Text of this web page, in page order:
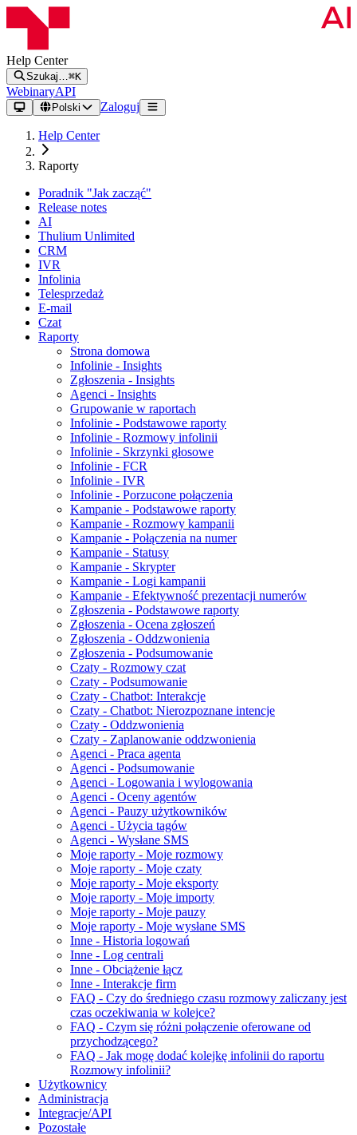
Help Center
Szukaj… ⌘K
WebinaryAPI
Polski Zaloguj
Help Center
Raporty
Poradnik "Jak zacząć"
Release notes
AI
Thulium Unlimited
CRM
IVR
Infolinia
Telesprzedaż
E-mail
Czat
Raporty
Strona domowa
Infolinie - Insights
Zgłoszenia - Insights
Agenci - Insights
Grupowanie w raportach
Infolinie - Podstawowe raporty
Infolinie - Rozmowy infolinii
Infolinie - Skrzynki głosowe
Infolinie - FCR
Infolinie - IVR
Infolinie - Porzucone połączenia
Kampanie - Podstawowe raporty
Kampanie - Rozmowy kampanii
Kampanie - Połączenia na numer
Kampanie - Statusy
Kampanie - Skrypter
Kampanie - Logi kampanii
Kampanie - Efektywność prezentacji numerów
Zgłoszenia - Podstawowe raporty
Zgłoszenia - Ocena zgłoszeń
Zgłoszenia - Oddzwonienia
Zgłoszenia - Podsumowanie
Czaty - Rozmowy czat
Czaty - Podsumowanie
Czaty - Chatbot: Interakcje
Czaty - Chatbot: Nierozpoznane intencje
Czaty - Oddzwonienia
Czaty - Zaplanowanie oddzwonienia
Agenci - Praca agenta
Agenci - Podsumowanie
Agenci - Logowania i wylogowania
Agenci - Oceny agentów
Agenci - Pauzy użytkowników
Agenci - Użycia tagów
Agenci - Wysłane SMS
Moje raporty - Moje rozmowy
Moje raporty - Moje czaty
Moje raporty - Moje eksporty
Moje raporty - Moje importy
Moje raporty - Moje pauzy
Moje raporty - Moje wysłane SMS
Inne - Historia logowań
Inne - Log centrali
Inne - Obciążenie łącz
Inne - Interakcje firm
FAQ - Czy do średniego czasu rozmowy zaliczany jest
czas oczekiwania w kolejce?
FAQ - Czym się różni połączenie oferowane od
przychodzącego?
FAQ - Jak mogę dodać kolejkę infolinii do raportu
Rozmowy infolinii?
Użytkownicy
Administracja
Integracje/API
Pozostałe